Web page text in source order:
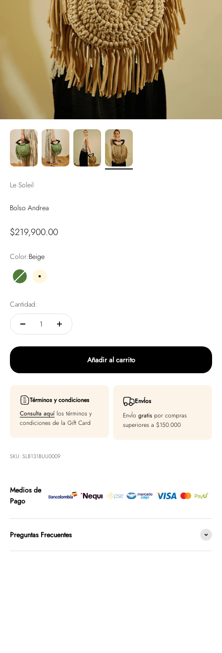
Le Soleil
Bolso Andrea
Precio de oferta
$219,900.00
Color:Beige
Verde Beige
Cantidad:
Añadir al carrito
Términos y condiciones
Consulta aquílos términos y
condiciones de la Gift Card
EnvÍos
EnvÍo gratis por compras
superiores a $150.000
SKU: SLB131BUU0009
Medios de
Pago
Preguntas Frecuentes